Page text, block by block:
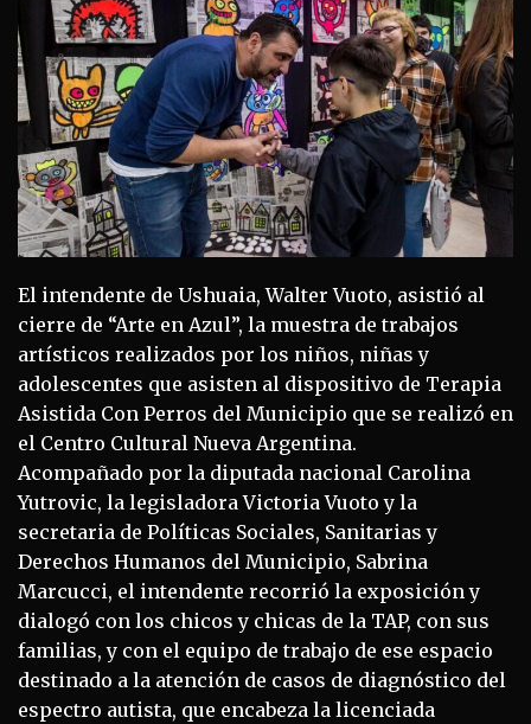
El intendente de Ushuaia, Walter Vuoto, asistió al
cierre de “Arte en Azul”, la muestra de trabajos
artísticos realizados por los niños, niñas y
adolescentes que asisten al dispositivo de Terapia
Asistida Con Perros del Municipio que se realizó en
el Centro Cultural Nueva Argentina.
Acompañado por la diputada nacional Carolina
Yutrovic, la legisladora Victoria Vuoto y la
secretaria de Políticas Sociales, Sanitarias y
Derechos Humanos del Municipio, Sabrina
Marcucci, el intendente recorrió la exposición y
dialogó con los chicos y chicas de la TAP, con sus
familias, y con el equipo de trabajo de ese espacio
destinado a la atención de casos de diagnóstico del
espectro autista, que encabeza la licenciada